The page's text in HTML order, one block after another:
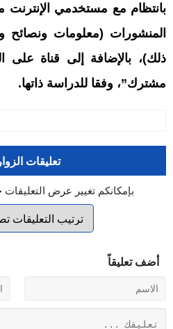
بانتظام مع مستخدمي
المنشورات (معلومات ونصائح
مشترك”، وفقا للدراسة ذاتها.
تعليقات
بإمكانكم تغيير عرض
أضف تعليقاً